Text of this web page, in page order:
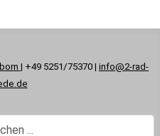
| +49 5251/75370 | info@2-rad-